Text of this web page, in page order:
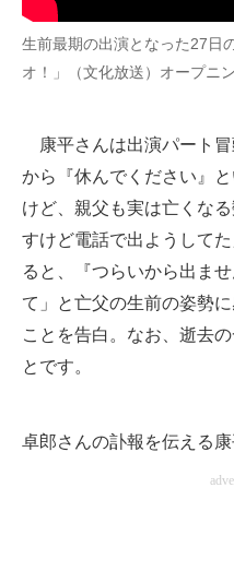
生前最期の出演となった27日
オ！」（文化放送）オープニ
康平さんは出演パート
から『休んでください』
けど、親父も実は亡くな
すけど電話で出ようして
ると、『つらいから出ま
て」と亡父の生前の姿勢
ことを告白。なお、逝去
とです。
卓郎さんの訃報を伝える